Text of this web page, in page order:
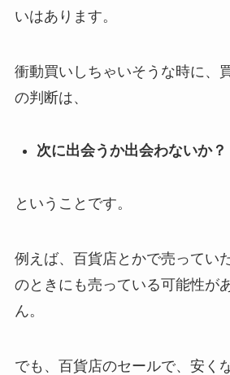
いはあります。
衝動買いしちゃいそうな時に、
の判断は、
次に出会うか出会わないか？
ということです。
例えば、百貨店とかで売ってい
のときにも売っている可能性が
ん。
でも、百貨店のセールで、安く